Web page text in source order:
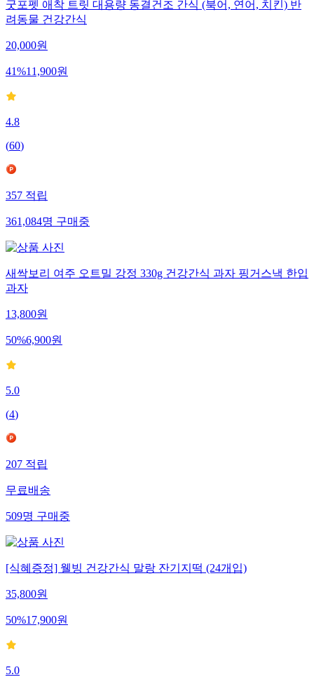
굿포펫 애착 트릿 대용량 동결건조 간식 (북어, 연어, 치킨) 반
려동물 건강간식
20,000원
41%11,900원
4.8
(60)
357적립
361,084명구매중
새싹보리 여주 오트밀 강정 330g 건강간식 과자 핑거스낵 한입
과자
13,800원
50%6,900원
5.0
(4)
207적립
무료배송
509명구매중
[식혜증정] 웰빙 건강간식 말랑 잔기지떡 (24개입)
35,800원
50%17,900원
5.0